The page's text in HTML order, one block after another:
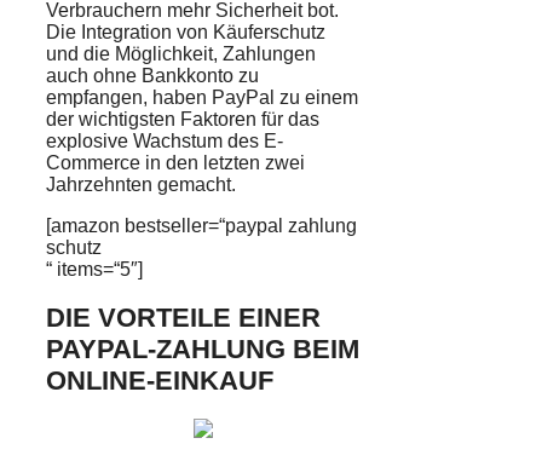
Verbrauchern mehr Sicherheit bot.
Die Integration von Käuferschutz
und die Möglichkeit, Zahlungen
auch ohne Bankkonto zu
empfangen, haben PayPal zu einem
der wichtigsten Faktoren für das
explosive Wachstum des E-
Commerce in den letzten zwei
Jahrzehnten gemacht.
[amazon bestseller=“paypal zahlung
schutz
“ items=“5″]
DIE VORTEILE EINER
PAYPAL-ZAHLUNG BEIM
ONLINE-EINKAUF